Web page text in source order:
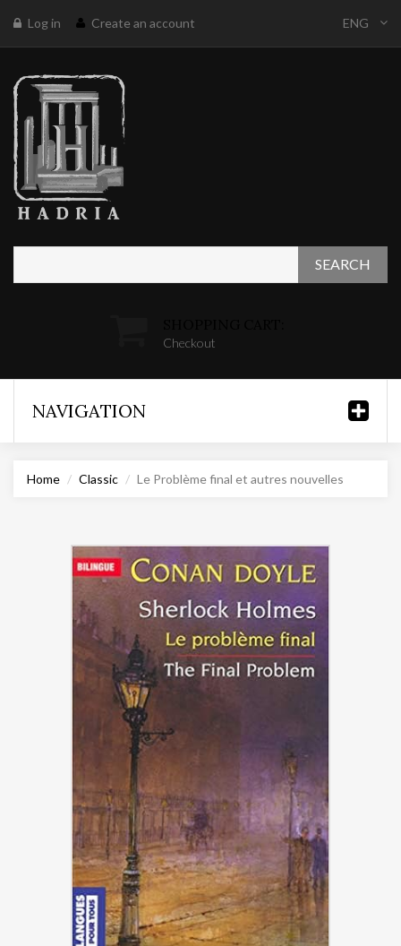
ENG
Log in Create an account
SEARCH
Checkout
NAVIGATION
Home Classic Le Problème final et autres nouvelles